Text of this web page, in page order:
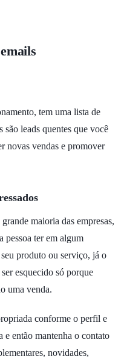
tem uma lista de
são leads quentes que você
novas vendas e promover
maioria das empresas,
pessoa ter em algum
produto ou serviço, já o
esquecido só porque
uma venda.
conforme o perfil e
e então mantenha o contato
novidades,